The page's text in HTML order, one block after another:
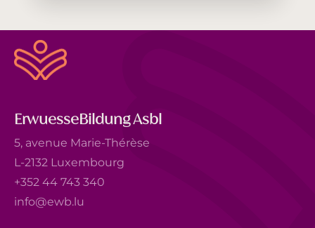
ErwuesseBildung Asbl
5, avenue Marie-Thérèse
L-2132 Luxembourg
+352 44 743 340
info@ewb.lu